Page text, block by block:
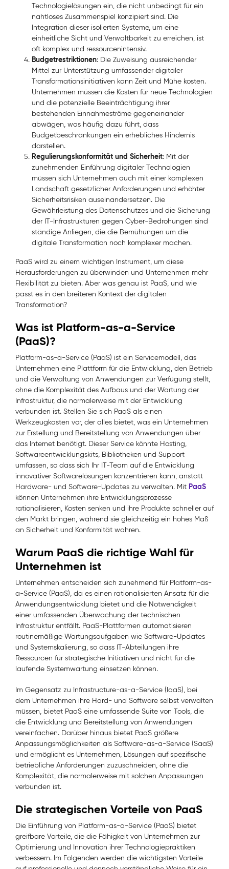
Technologielösungen ein, die nicht unbedingt für ein
nahtloses Zusammenspiel konzipiert sind. Die
Integration dieser isolierten Systeme, um eine
einheitliche Sicht und Verwaltbarkeit zu erreichen, ist
oft komplex und ressourcenintensiv.
Budgetrestriktionen: Die Zuweisung ausreichender
Mittel zur Unterstützung umfassender digitaler
Transformationsinitiativen kann Zeit und Mühe kosten.
Unternehmen müssen die Kosten für neue Technologien
und die potenzielle Beeinträchtigung ihrer
bestehenden Einnahmeströme gegeneinander
abwägen, was häufig dazu führt, dass
Budgetbeschränkungen ein erhebliches Hindernis
darstellen.
Regulierungskonformität und Sicherheit: Mit der
zunehmenden Einführung digitaler Technologien
müssen sich Unternehmen auch mit einer komplexen
Landschaft gesetzlicher Anforderungen und erhöhter
Sicherheitsrisiken auseinandersetzen. Die
Gewährleistung des Datenschutzes und die Sicherung
der IT-Infrastrukturen gegen Cyber-Bedrohungen sind
ständige Anliegen, die die Bemühungen um die
digitale Transformation noch komplexer machen.
PaaS wird zu einem wichtigen Instrument, um diese
Herausforderungen zu überwinden und Unternehmen mehr
Flexibilität zu bieten. Aber was genau ist PaaS, und wie
passt es in den breiteren Kontext der digitalen
Transformation?
Was ist Platform-as-a-Service
(PaaS)?
Platform-as-a-Service (PaaS) ist ein Servicemodell, das
Unternehmen eine Plattform für die Entwicklung, den Betrieb
und die Verwaltung von Anwendungen zur Verfügung stellt,
ohne die Komplexität des Aufbaus und der Wartung der
Infrastruktur, die normalerweise mit der Entwicklung
verbunden ist. Stellen Sie sich PaaS als einen
Werkzeugkasten vor, der alles bietet, was ein Unternehmen
zur Erstellung und Bereitstellung von Anwendungen über
das Internet benötigt. Dieser Service könnte Hosting,
Softwareentwicklungskits, Bibliotheken und Support
umfassen, so dass sich Ihr IT-Team auf die Entwicklung
innovativer Softwarelösungen konzentrieren kann, anstatt
Hardware- und Software-Updates zu verwalten. Mit PaaS
können Unternehmen ihre Entwicklungsprozesse
rationalisieren, Kosten senken und ihre Produkte schneller auf
den Markt bringen, während sie gleichzeitig ein hohes Maß
an Sicherheit und Konformität wahren.
Warum PaaS die richtige Wahl für
Unternehmen ist
Unternehmen entscheiden sich zunehmend für Platform-as-
a-Service (PaaS), da es einen rationalisierten Ansatz für die
Anwendungsentwicklung bietet und die Notwendigkeit
einer umfassenden Überwachung der technischen
Infrastruktur entfällt. PaaS-Plattformen automatisieren
routinemäßige Wartungsaufgaben wie Software-Updates
und Systemskalierung, so dass IT-Abteilungen ihre
Ressourcen für strategische Initiativen und nicht für die
laufende Systemwartung einsetzen können.
Im Gegensatz zu Infrastructure-as-a-Service (IaaS), bei
dem Unternehmen ihre Hard- und Software selbst verwalten
müssen, bietet PaaS eine umfassende Suite von Tools, die
die Entwicklung und Bereitstellung von Anwendungen
vereinfachen. Darüber hinaus bietet PaaS größere
Anpassungsmöglichkeiten als Software-as-a-Service (SaaS)
und ermöglicht es Unternehmen, Lösungen auf spezifische
betriebliche Anforderungen zuzuschneiden, ohne die
Komplexität, die normalerweise mit solchen Anpassungen
verbunden ist.
Die strategischen Vorteile von PaaS
Die Einführung von Platform-as-a-Service (PaaS) bietet
greifbare Vorteile, die die Fähigkeit von Unternehmen zur
Optimierung und Innovation ihrer Technologiepraktiken
verbessern. Im Folgenden werden die wichtigsten Vorteile